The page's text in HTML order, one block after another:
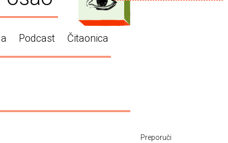
Podcast Čitaonica
Preporuči